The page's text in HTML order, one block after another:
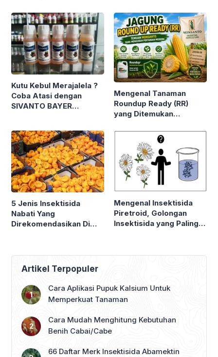
Kutu Kebul Merajalela ?
Coba Atasi dengan
SIVANTO BAYER
Mengenal Tanaman
Roundup Ready (RR)
yang Ditemukan
MONSANTO. Tak Mati
Meski Disemprot
Herbisida ?
5 Jenis Insektisida
Nabati Yang
Direkomendasikan Di
Mengenal Insektisida
Piretroid, Golongan
Insektisida yang Paling
Artikel Terpopuler
Cara Aplikasi Pupuk Kalsium Untuk
Memperkuat Tanaman
Cara Mudah Menghitung Kebutuhan
Benih Cabai/Cabe
66 Daftar Merk Insektisida Abamektin